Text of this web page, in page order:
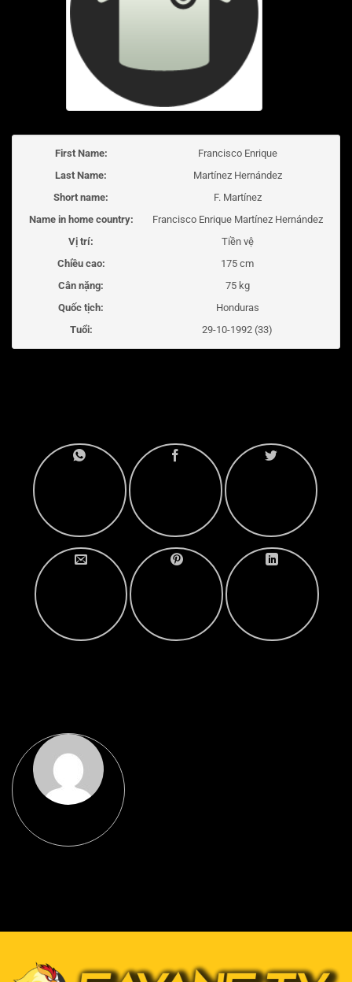
First Name:
Francisco Enrique
Last Name:
Martínez Hernández
Short name:
F. Martínez
Name in home country:
Francisco Enrique Martínez Hernández
Vị trí:
Tiền vệ
Chiều cao:
175 cm
Cân nặng:
75 kg
Quốc tịch:
Honduras
Tuổi:
29-10-1992 (33)